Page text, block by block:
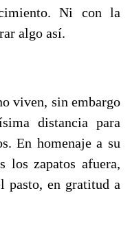
Ni con la
algo así.
viven, sin embargo
distancia para
En homenaje a su
los zapatos afuera,
pasto, en gratitud a